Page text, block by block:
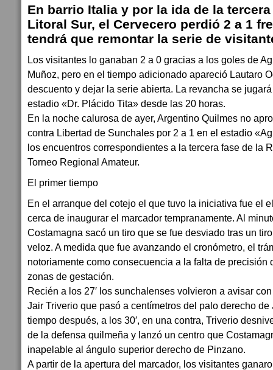
En barrio Italia y por la ida de la
Litoral Sur, el Cervecero perdió 2 a 1
tendrá que remontar la serie de
Los visitantes lo ganaban 2 a 0 gracias a los goles de
Muñoz, pero en el tiempo adicionado apareció Lautaro
descuento y dejar la serie abierta. La revancha se
estadio «Dr. Plácido Tita» desde las 20 horas.
En la noche calurosa de ayer, Argentino Quilmes no
contra Libertad de Sunchales por 2 a 1 en el estadio
los encuentros correspondientes a la tercera fase de la
Torneo Regional Amateur.
El primer tiempo
En el arranque del cotejo el que tuvo la iniciativa fue el
cerca de inaugurar el marcador tempranamente. Al
Costamagna sacó un tiro que se fue desviado tras un
veloz. A medida que fue avanzando el cronómetro, el
notoriamente como consecuencia a la falta de precisión
zonas de gestación.
Recién a los 27′ los sunchalenses volvieron a avisar
Jair Triverio que pasó a centímetros del palo derecho
tiempo después, a los 30′, en una contra, Triverio
de la defensa quilmeña y lanzó un centro que
inapelable al ángulo superior derecho de Pinzano.
A partir de la apertura del marcador, los visitantes